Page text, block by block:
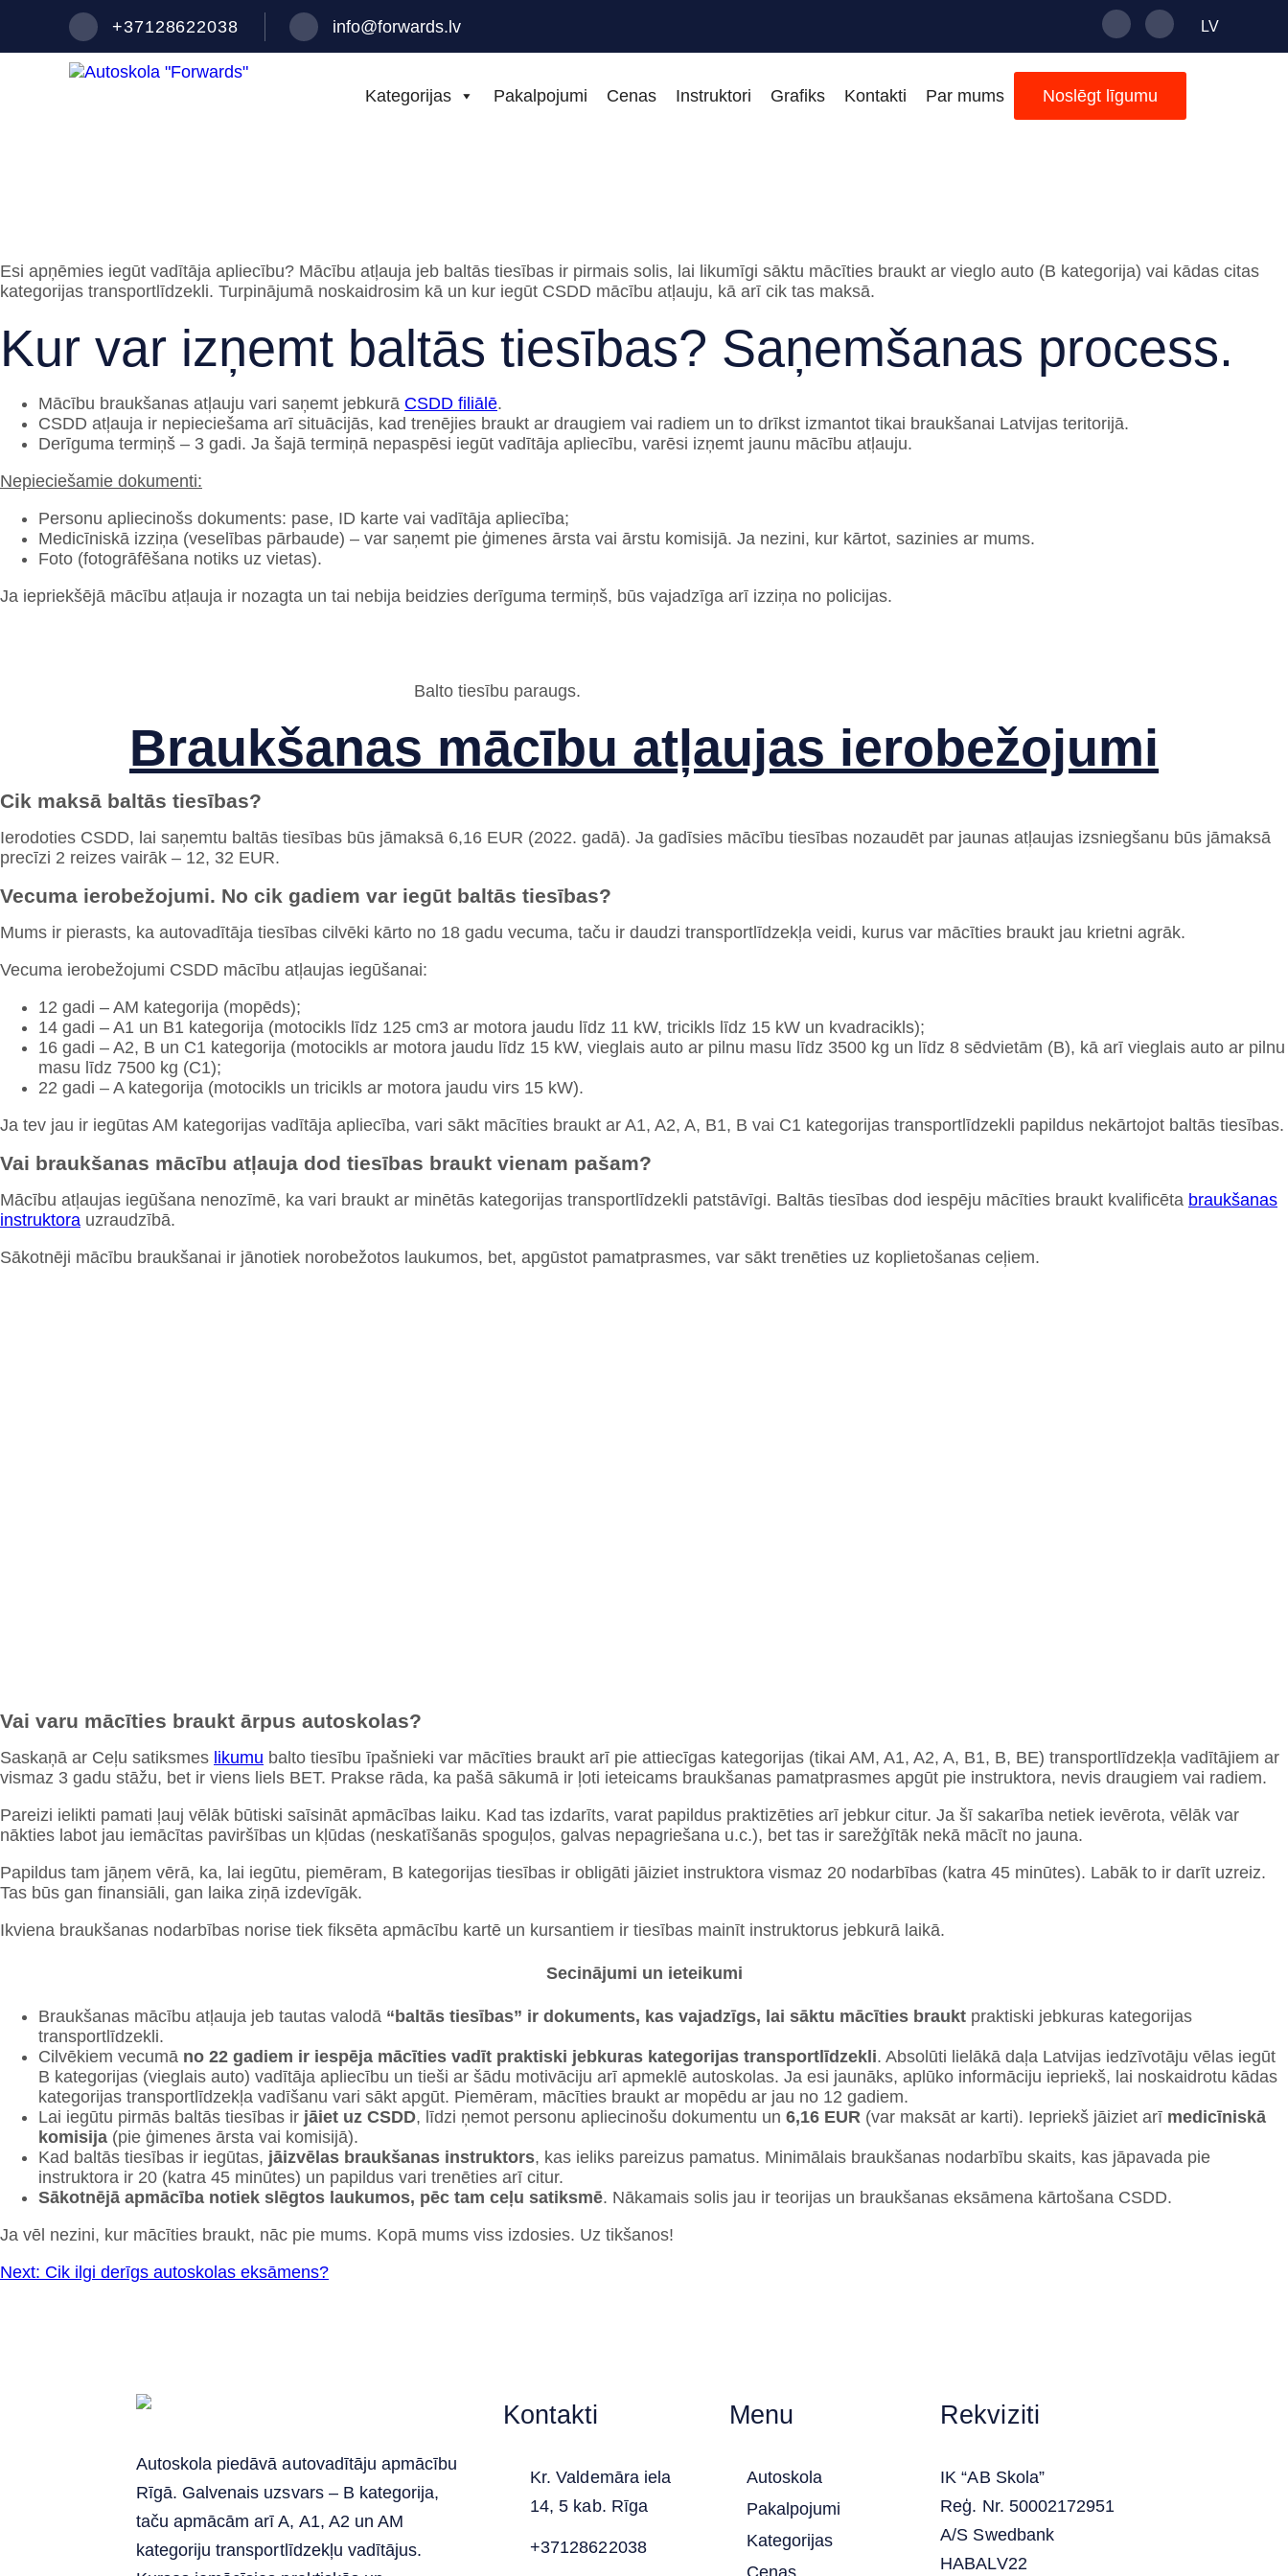
+37128622038 info@forwards.lv LV
Kategorijas Pakalpojumi Cenas Instruktori Grafiks Kontakti Par mums Noslēgt līgumu
Esi apņēmies iegūt vadītāja apliecību? Mācību atļauja jeb baltās tiesības ir pirmais solis, lai likumīgi sāktu mācīties braukt ar vieglo auto (B kategorija) vai kādas citas
kategorijas transportlīdzekli. Turpinājumā noskaidrosim kā un kur iegūt CSDD mācību atļauju, kā arī cik tas maksā.
Kur var izņemt baltās tiesības? Saņemšanas process.
Mācību braukšanas atļauju vari saņemt jebkurā CSDD filiālē.
CSDD atļauja ir nepieciešama arī situācijās, kad trenējies braukt ar draugiem vai radiem un to drīkst izmantot tikai braukšanai Latvijas teritorijā.
Derīguma termiņš – 3 gadi. Ja šajā termiņā nepaspēsi iegūt vadītāja apliecību, varēsi izņemt jaunu mācību atļauju.
Nepieciešamie dokumenti:
Personu apliecinošs dokuments: pase, ID karte vai vadītāja apliecība;
Medicīniskā izziņa (veselības pārbaude) – var saņemt pie ģimenes ārsta vai ārstu komisijā. Ja nezini, kur kārtot, sazinies ar mums.
Foto (fotogrāfēšana notiks uz vietas).
Ja iepriekšējā mācību atļauja ir nozagta un tai nebija beidzies derīguma termiņš, būs vajadzīga arī izziņa no policijas.
Balto tiesību paraugs.
Braukšanas mācību atļaujas ierobežojumi
Cik maksā baltās tiesības?
Ierodoties CSDD, lai saņemtu baltās tiesības būs jāmaksā 6,16 EUR (2022. gadā). Ja gadīsies mācību tiesības nozaudēt par jaunas atļaujas izsniegšanu būs jāmaksā
precīzi 2 reizes vairāk – 12, 32 EUR.
Vecuma ierobežojumi. No cik gadiem var iegūt baltās tiesības?
Mums ir pierasts, ka autovadītāja tiesības cilvēki kārto no 18 gadu vecuma, taču ir daudzi transportlīdzekļa veidi, kurus var mācīties braukt jau krietni agrāk.
Vecuma ierobežojumi CSDD mācību atļaujas iegūšanai:
12 gadi – AM kategorija (mopēds);
14 gadi – A1 un B1 kategorija (motocikls līdz 125 cm3 ar motora jaudu līdz 11 kW, tricikls līdz 15 kW un kvadracikls);
16 gadi – A2, B un C1 kategorija (motocikls ar motora jaudu līdz 15 kW, vieglais auto ar pilnu masu līdz 3500 kg un līdz 8 sēdvietām (B), kā arī vieglais auto ar pilnu
masu līdz 7500 kg (C1);
22 gadi – A kategorija (motocikls un tricikls ar motora jaudu virs 15 kW).
Ja tev jau ir iegūtas AM kategorijas vadītāja apliecība, vari sākt mācīties braukt ar A1, A2, A, B1, B vai C1 kategorijas transportlīdzekli papildus nekārtojot baltās tiesības.
Vai braukšanas mācību atļauja dod tiesības braukt vienam pašam?
Mācību atļaujas iegūšana nenozīmē, ka vari braukt ar minētās kategorijas transportlīdzekli patstāvīgi. Baltās tiesības dod iespēju mācīties braukt kvalificēta braukšanas
instruktora uzraudzībā.
Sākotnēji mācību braukšanai ir jānotiek norobežotos laukumos, bet, apgūstot pamatprasmes, var sākt trenēties uz koplietošanas ceļiem.
Vai varu mācīties braukt ārpus autoskolas?
Saskaņā ar Ceļu satiksmes likumu balto tiesību īpašnieki var mācīties braukt arī pie attiecīgas kategorijas (tikai AM, A1, A2, A, B1, B, BE) transportlīdzekļa vadītājiem ar
vismaz 3 gadu stāžu, bet ir viens liels BET. Prakse rāda, ka pašā sākumā ir ļoti ieteicams braukšanas pamatprasmes apgūt pie instruktora, nevis draugiem vai radiem.
Pareizi ielikti pamati ļauj vēlāk būtiski saīsināt apmācības laiku. Kad tas izdarīts, varat papildus praktizēties arī jebkur citur. Ja šī sakarība netiek ievērota, vēlāk var
nākties labot jau iemācītas paviršības un kļūdas (neskatīšanās spoguļos, galvas nepagriešana u.c.), bet tas ir sarežģītāk nekā mācīt no jauna.
Papildus tam jāņem vērā, ka, lai iegūtu, piemēram, B kategorijas tiesības ir obligāti jāiziet instruktora vismaz 20 nodarbības (katra 45 minūtes). Labāk to ir darīt uzreiz.
Tas būs gan finansiāli, gan laika ziņā izdevīgāk.
Ikviena braukšanas nodarbības norise tiek fiksēta apmācību kartē un kursantiem ir tiesības mainīt instruktorus jebkurā laikā.
Secinājumi un ieteikumi
Braukšanas mācību atļauja jeb tautas valodā “baltās tiesības” ir dokuments, kas vajadzīgs, lai sāktu mācīties braukt praktiski jebkuras kategorijas
transportlīdzekli.
Cilvēkiem vecumā no 22 gadiem ir iespēja mācīties vadīt praktiski jebkuras kategorijas transportlīdzekli. Absolūti lielākā daļa Latvijas iedzīvotāju vēlas iegūt
B kategorijas (vieglais auto) vadītāja apliecību un tieši ar šādu motivāciju arī apmeklē autoskolas. Ja esi jaunāks, aplūko informāciju iepriekš, lai noskaidrotu kādas
kategorijas transportlīdzekļa vadīšanu vari sākt apgūt. Piemēram, mācīties braukt ar mopēdu ar jau no 12 gadiem.
Lai iegūtu pirmās baltās tiesības ir jāiet uz CSDD, līdzi ņemot personu apliecinošu dokumentu un 6,16 EUR (var maksāt ar karti). Iepriekš jāiziet arī medicīniskā
komisija (pie ģimenes ārsta vai komisijā).
Kad baltās tiesības ir iegūtas, jāizvēlas braukšanas instruktors, kas ieliks pareizus pamatus. Minimālais braukšanas nodarbību skaits, kas jāpavada pie
instruktora ir 20 (katra 45 minūtes) un papildus vari trenēties arī citur.
Sākotnējā apmācība notiek slēgtos laukumos, pēc tam ceļu satiksmē. Nākamais solis jau ir teorijas un braukšanas eksāmena kārtošana CSDD.
Ja vēl nezini, kur mācīties braukt, nāc pie mums. Kopā mums viss izdosies. Uz tikšanos!
Ziņu
Next: Cik ilgi derīgs autoskolas eksāmens?
Autoskola piedāvā autovadītāju apmācību
Rīgā. Galvenais uzsvars – B kategorija,
taču apmācām arī A, A1, A2 un AM
kategoriju transportlīdzekļu vadītājus.
Kontakti
Kr. Valdemāra iela
14, 5 kab. Rīga
+37128622038
Menu
Autoskola
Pakalpojumi
Kategorijas
Cenas
Rekviziti
IK “AB Skola”
Reģ. Nr. 50002172951
A/S Swedbank
HABALV22